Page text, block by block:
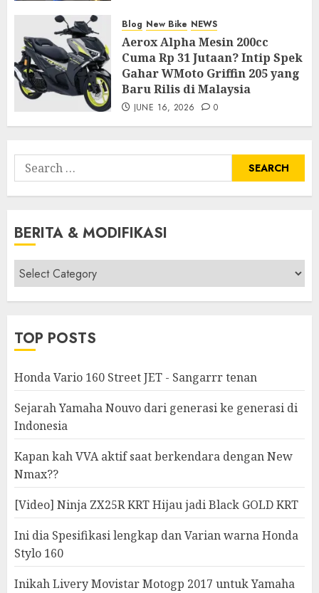
Blog New Bike NEWS
Aerox Alpha Mesin 200cc
Cuma Rp 31 Jutaan? Intip Spek
Gahar WMoto Griffin 205 yang
Baru Rilis di Malaysia
JUNE 16, 2026 0
Search
for:
BERITA & MODIFIKASI
Berita
&
Modifikasi
TOP POSTS
Honda Vario 160 Street JET - Sangarrr tenan
Sejarah Yamaha Nouvo dari generasi ke generasi di
Indonesia
Kapan kah VVA aktif saat berkendara dengan New
Nmax??
[Video] Ninja ZX25R KRT Hijau jadi Black GOLD KRT
Ini dia Spesifikasi lengkap dan Varian warna Honda
Stylo 160
Inikah Livery Movistar Motogp 2017 untuk Yamaha